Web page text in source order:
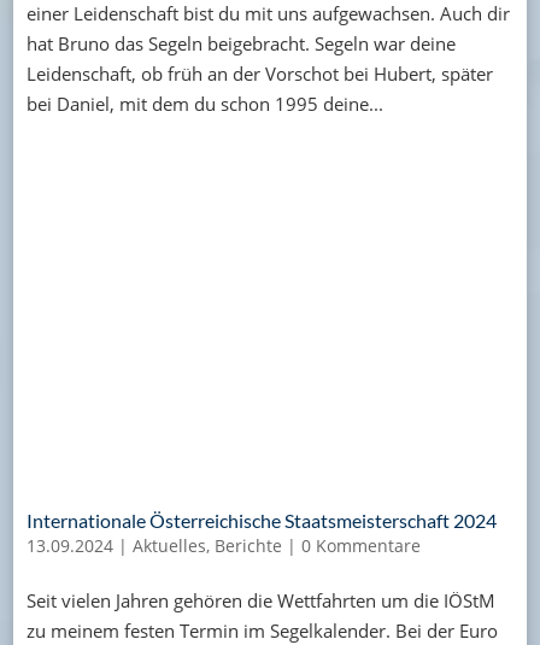
einer Leidenschaft bist du mit uns aufgewachsen. Auch dir
hat Bruno das Segeln beigebracht. Segeln war deine
Leidenschaft, ob früh an der Vorschot bei Hubert, später
bei Daniel, mit dem du schon 1995 deine...
Internationale Österreichische Staatsmeisterschaft 2024
13.09.2024| Aktuelles, Berichte | 0 Kommentare
Seit vielen Jahren gehören die Wettfahrten um die IÖStM
zu meinem festen Termin im Segelkalender. Bei der Euro